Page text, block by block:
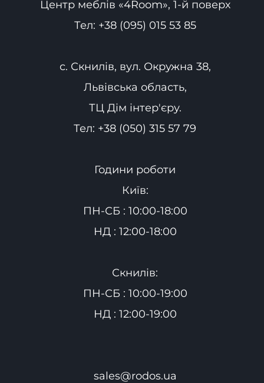
Центр меблів «4Room», 1-й поверх
Тел: +38 (095) 015 53 85
с. Скнилів, вул. Окружна 38,
Львівська область,
ТЦ Дім інтер'єру.
Тел: +38 (050) 315 57 79
Години роботи
Київ:
ПН-СБ : 10:00-18:00
НД : 12:00-18:00
Скнилів:
ПН-СБ : 10:00-19:00
НД : 12:00-19:00
sales@rodos.ua